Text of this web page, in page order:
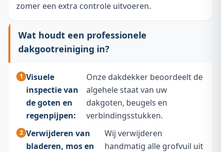
zomer een extra controle uitvoeren.
Wat houdt een professionele
dakgootreiniging in?
Visuele
inspectie van
de goten en
regenpijpen:
Onze dakdekker beoordeelt de
algehele staat van uw
dakgoten, beugels en
verbindingsstukken.
Verwijderen van
bladeren, mos en
Wij verwijderen
handmatig alle grofvuil uit